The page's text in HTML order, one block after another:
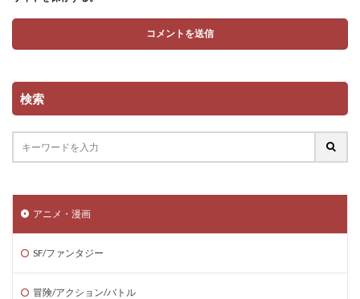
検索
アニメ・漫画
SF/ファンタジー
冒険/アクション/バトル